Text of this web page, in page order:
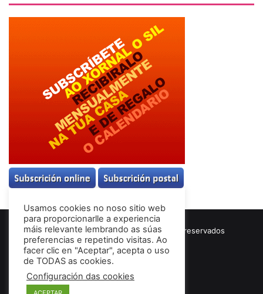
© Copyright 2026, Todos los derechos reservados
Términos & Condiciones
Usamos cookies no noso sitio web
para proporcionarlle a experiencia
máis relevante lembrando as súas
preferencias e repetindo visitas. Ao
facer clic en "Aceptar", acepta o uso
de TODAS as cookies.
Configuración das cookies